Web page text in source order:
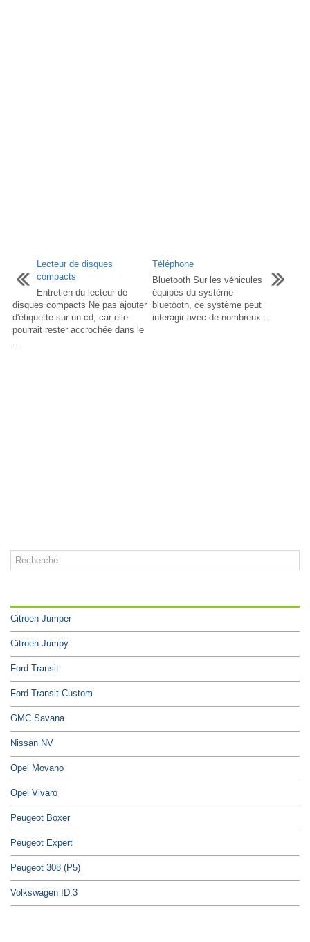
Lecteur de disques
compacts
Entretien du lecteur de
disques compacts Ne pas ajouter
d'étiquette sur un cd, car elle
pourrait rester accrochée dans le
Téléphone
Bluetooth Sur les véhicules
équipés du système
bluetooth, ce système peut
interagir avec de nombreux ...
Citroen Jumper
Citroen Jumpy
Ford Transit
Ford Transit Custom
GMC Savana
Nissan NV
Opel Movano
Opel Vivaro
Peugeot Boxer
Peugeot Expert
Peugeot 308 (P5)
Volkswagen ID.3